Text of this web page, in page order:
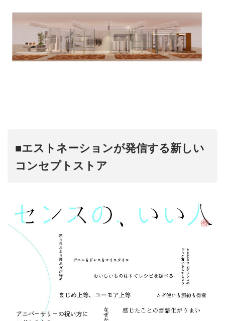
■エストネーションが発信する新しい
コンセプトストア